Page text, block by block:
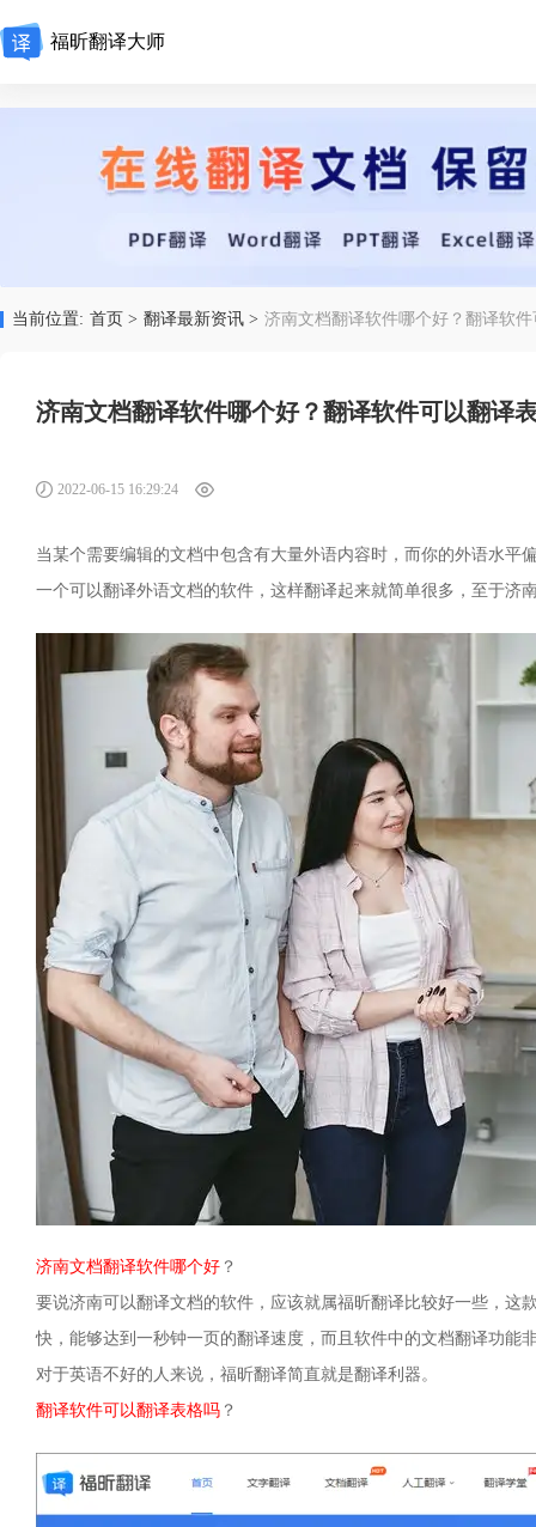
福昕翻译大师
当前位置: 首页 > 翻译最新资讯 > 济南文档翻译软件哪个好？翻译软
济南文档翻译软件哪个好？翻译软件可以翻译
2022-06-15 16:29:24
当某个需要编辑的文档中包含有大量外语内容时，而你的外语水
一个可以翻译外语文档的软件，这样翻译起来就简单很多，至于济
济南文档翻译软件哪个好 ？
要说济南可以翻译文档的软件，应该就属福昕翻译比较好一些，
快，能够达到一秒钟一页的翻译速度，而且软件中的文档翻译功
对于英语不好的人来说，福昕翻译简直就是翻译利器。
翻译软件可以翻译表格吗 ？